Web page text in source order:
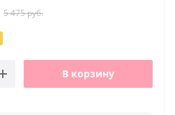
5 475 руб.
В корзину